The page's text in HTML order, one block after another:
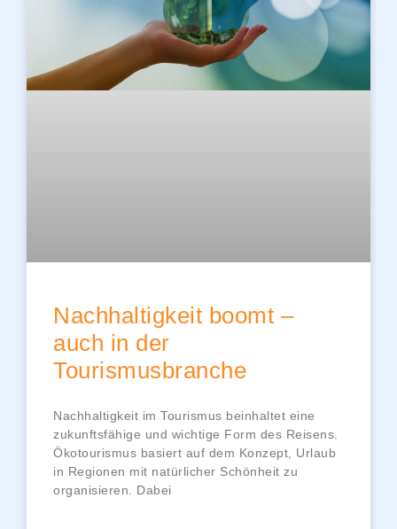
Nachhaltigkeit boomt –
auch in der
Tourismusbranche
Nachhaltigkeit im Tourismus beinhaltet eine
zukunftsfähige und wichtige Form des Reisens.
Ökotourismus basiert auf dem Konzept, Urlaub
in Regionen mit natürlicher Schönheit zu
organisieren. Dabei